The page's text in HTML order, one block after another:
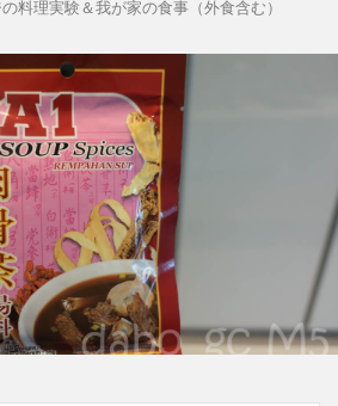
料理実験＆我が家の食事（外食含む）